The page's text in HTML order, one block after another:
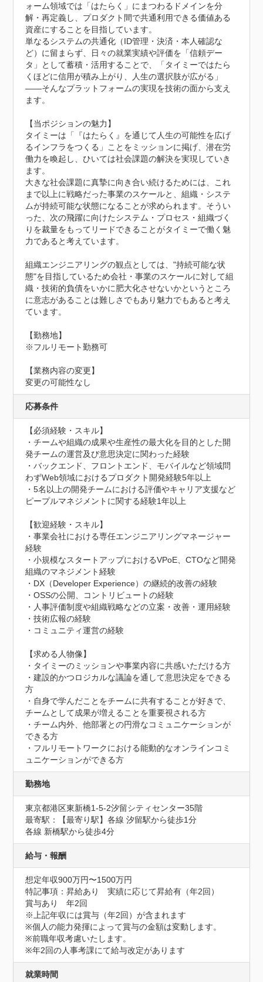
ォーム領域では「はたらく」にまつわるドメインを分
解・再定義し、プロダクト間で共通利用できる価値ある
資産にすることを目指しています。
単なるシステムの共通化（ID管理・決済・本人確認な
ど）に留まらず、日々の就業実績や評価を「信頼デー
タ」として蓄積・活用することで、「タイミーではたら
くほどに信用が積み上がり、人生の選択肢が広がる」
——そんなプラットフォームの実現を技術の面から支え
ます。
【当ポジションの魅力】
タイミーは「『はたらく』を通じて人生の可能性を広げ
るインフラをつくる」ことをミッションに掲げ、潜在労
働力を喚起し、ひいては社会課題の解決を実現していき
ます。
大きな社会課題に真摯に向き合い続けるためには、これ
まで以上に戦略だった事業のスケールと、組織・システ
ムが持続可能な状態になることが求められます。そうい
った、次の飛躍に向けたシステム・プロセス・組織づく
りを裁量をもってリードできることがタイミーで働く魅
力であると考えています。
組織エンジニアリングの観点としては、"持続可能な状
態"を目指しているため会社・事業のスケールに対して組
織・技術的負債をいかに肥大化させないかというところ
に意志があることは難しさでもあり魅力でもあると考え
ています。
【勤務地】
※フルリモート勤務可
【業務内容の変更】
変更の可能性なし
応募条件
【必須経験・スキル】
・チームや組織の成果や生産性の最大化を目的とした開
発チームの運営及び意思決定に関わった経験
・バックエンド、フロントエンド、モバイルなど領域問
わずWeb領域におけるプロダクト開発経験5年以上
・5名以上の開発チームにおける評価やキャリア支援など
ピープルマネジメントに関する経験1年以上
【歓迎経験・スキル】
・事業会社における専任エンジニアリングマネージャー
経験
・小規模なスタートアップにおけるVPoE、CTOなど開発
組織のマネジメント経験
・DX（Developer Experience）の継続的改善の経験
・OSSの公開、コントリビュートの経験
・人事評価制度や組織戦略などの立案・改善・運用経験
・技術広報の経験
・コミュニティ運営の経験
【求める人物像】
・タイミーのミッションや事業内容に共感いただける方
・建設的かつロジカルな議論を通して意思決定をできる
方
・自身で学んだことをチームに共有することが好きで、
チームとして成果が増えることを重要視される方
・チーム内外、他部署との円滑なコミュニケーションが
できる方
・フルリモートワークにおける能動的なオンラインコミ
ュニケーションができる方
勤務地
東京都港区東新橋1-5-2汐留シティセンター35階
最寄駅：【最寄り駅】各線 汐留駅から徒歩1分
各線 新橋駅から徒歩4分
給与・報酬
想定年収900万円〜1500万円
特記事項：昇給あり　実績に応じて昇給有（年2回）
賞与あり　年2回
※上記年収には賞与（年2回）が含まれます
※個人の能力発揮によって賞与の金額は変動します。
※前職年収考慮いたします。
※年2回の人事考課にて給与改定があります
就業時間